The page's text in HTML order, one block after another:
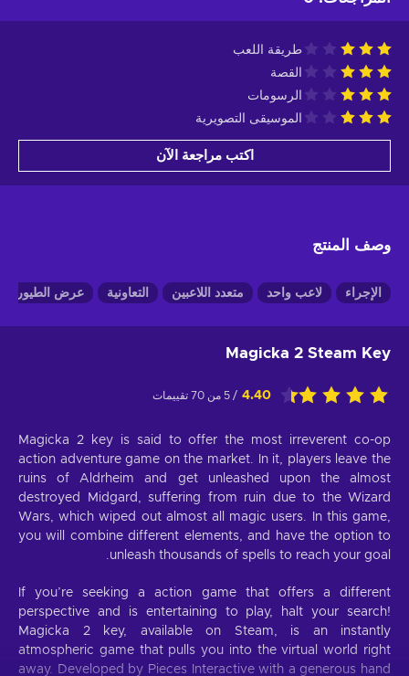
طريقة اللعب
القصة
الرسومات
الموسيقى التصويرية
اكتب مراجعة الآن
وصف المنتج
الإجراء لاعب واحد متعدد اللاعبين التعاونية عرض الطيور
Magicka 2 Steam Key
4.40 / 5 من 70 تقييمات
Magicka 2 key is said to offer the most irreverent co-op
action adventure game on the market. In it, players leave the
ruins of Aldrheim and get unleashed upon the almost
destroyed Midgard, suffering from ruin due to the Wizard
Wars, which wiped out almost all magic users. In this game,
you will combine different elements, and have the option to
unleash thousands of spells to reach your goal.
If you’re seeking a action game that offers a different
perspective and is entertaining to play, halt your search!
Magicka 2 key, available on Steam, is an instantly
atmospheric game that pulls you into the virtual world right
away. Developed by Pieces Interactive with a generous hand